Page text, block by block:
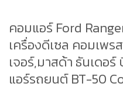
คอมแอร์ Ford
เครื่องดีเซล คอมเพร
เจอร์,มาสด้า ธันเดอ
แอร์รถยนต์ BT-50